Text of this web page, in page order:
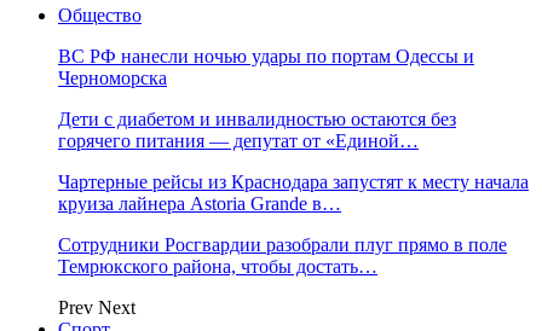
Общество
ВС РФ нанесли ночью удары по портам Одессы и
Черноморска
Дети с диабетом и инвалидностью остаются без
горячего питания — депутат от «Единой…
Чартерные рейсы из Краснодара запустят к месту начала
круиза лайнера Astoria Grande в…
Сотрудники Росгвардии разобрали плуг прямо в поле
Темрюкского района, чтобы достать…
Prev Next